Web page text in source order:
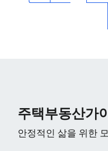
주택부동산가
안정적인 삶을 위한